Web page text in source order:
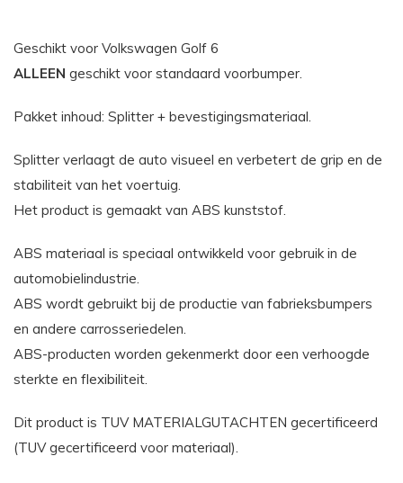
Geschikt voor Volkswagen Golf 6
ALLEEN geschikt voor standaard voorbumper.
Pakket inhoud: Splitter + bevestigingsmateriaal.
Splitter verlaagt de auto visueel en verbetert de grip en de
stabiliteit van het voertuig.
Het product is gemaakt van ABS kunststof.
ABS materiaal is speciaal ontwikkeld voor gebruik in de
automobielindustrie.
ABS wordt gebruikt bij de productie van fabrieksbumpers
en andere carrosseriedelen.
ABS-producten worden gekenmerkt door een verhoogde
sterkte en flexibiliteit.
Dit product is TUV MATERIALGUTACHTEN gecertificeerd
(TUV gecertificeerd voor materiaal).